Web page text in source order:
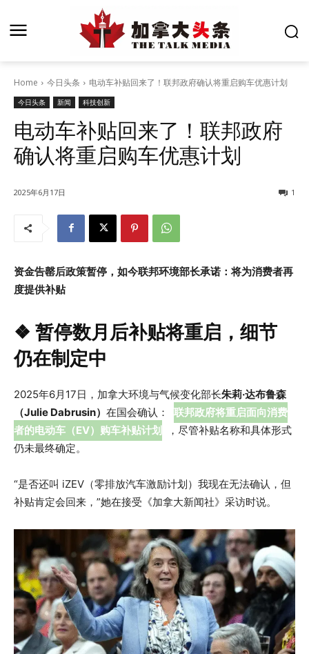
Home 今日头条 电动车补贴回来了！联邦政府确认将重启购车优惠计划
今日头条 新闻 科技创新
电动车补贴回来了！联邦政府
确认将重启购车优惠计划
2025年6月17日 1
资金告罄后政策暂停，如今联邦环境部长承诺：将为消费者再
度提供补贴
❖ 暂停数月后补贴将重启，细节
仍在制定中
2025年6月17日，加拿大环境与气候变化部长朱莉·达布鲁森
（Julie Dabrusin） 在国会确认：
联邦政府将重启面向消费
者的电动车（EV）购车补贴计划
，尽管补贴名称和具体形式
仍未最终确定。
“是否还叫 iZEV（零排放汽车激励计划）我现在无法确认，但
补贴肯定会回来，”她在接受《加拿大新闻社》采访时说。